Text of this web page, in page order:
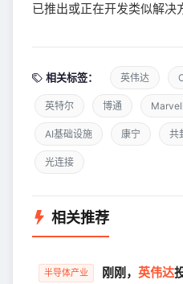
已推出或正在开发类似解决
相关标签： 英伟达
英特尔 博通 Marvell
AI基础设施 康宁 共
光连接
相关推荐
半导体产业 刚刚， 英伟达